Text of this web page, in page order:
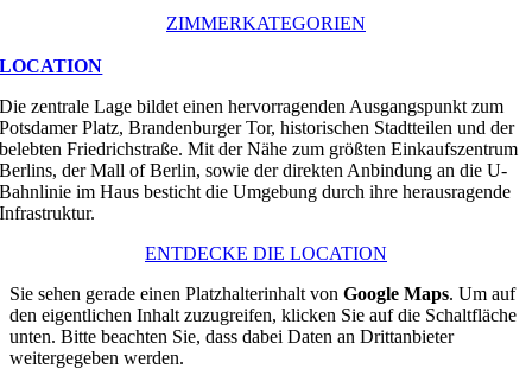
ZIMMERKATEGORIEN
LOCATION
Die zentrale Lage bildet einen hervorragenden Ausgangspunkt zum
Potsdamer Platz, Brandenburger Tor, historischen Stadtteilen und der
belebten Friedrichstraße. Mit der Nähe zum größten Einkaufszentrum
Berlins, der Mall of Berlin, sowie der direkten Anbindung an die U-
Bahnlinie im Haus besticht die Umgebung durch ihre herausragende
Infrastruktur.
ENTDECKE DIE LOCATION
Sie sehen gerade einen Platzhalterinhalt von Google Maps. Um auf
den eigentlichen Inhalt zuzugreifen, klicken Sie auf die Schaltfläche
unten. Bitte beachten Sie, dass dabei Daten an Drittanbieter
weitergegeben werden.